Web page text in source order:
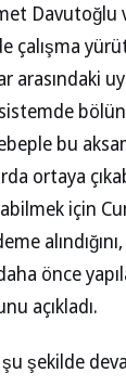
Davutoğlu
çalışma
arasındaki
sistemde
bu
ortaya
için
önce
açıkladı.
şekilde